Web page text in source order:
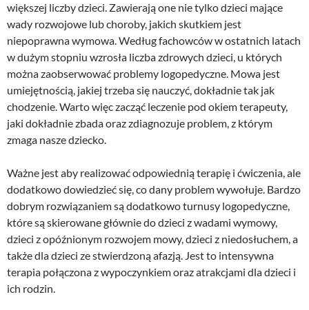
większej liczby dzieci. Zawierają one nie tylko dzieci mające
wady rozwojowe lub choroby, jakich skutkiem jest
niepoprawna wymowa. Według fachowców w ostatnich latach
w dużym stopniu wzrosła liczba zdrowych dzieci, u których
można zaobserwować problemy logopedyczne. Mowa jest
umiejętnością, jakiej trzeba się nauczyć, dokładnie tak jak
chodzenie. Warto więc zacząć leczenie pod okiem terapeuty,
jaki dokładnie zbada oraz zdiagnozuje problem, z którym
zmaga nasze dziecko.
Ważne jest aby realizować odpowiednią terapię i ćwiczenia, ale
dodatkowo dowiedzieć się, co dany problem wywołuje. Bardzo
dobrym rozwiązaniem są dodatkowo turnusy logopedyczne,
które są skierowane głównie do dzieci z wadami wymowy,
dzieci z opóźnionym rozwojem mowy, dzieci z niedosłuchem, a
także dla dzieci ze stwierdzoną afazją. Jest to intensywna
terapia połączona z wypoczynkiem oraz atrakcjami dla dzieci i
ich rodzin.